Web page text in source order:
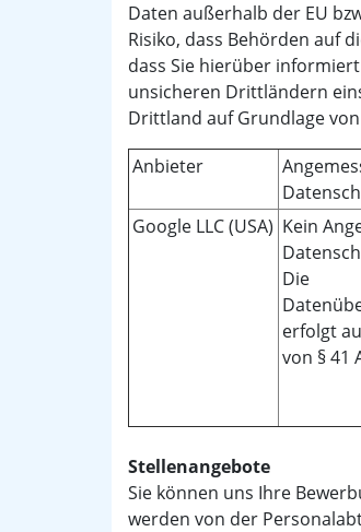
Daten außerhalb der EU
Risiko, dass Behörden auf
dass Sie hierüber
unsicheren Drittländern
Drittland auf Grundlage von
Anbieter
Google LLC (USA) Kein
Die
erfolgt
von § 41
Stellenangebote
Sie können uns Ihre
werden von der